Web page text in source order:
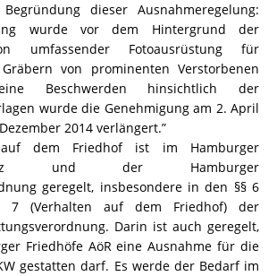
dieser Ausnahmeregelung:
wurde vor dem Hintergrund der
umfassender Fotoausrüstung für
von prominenten Verstorbenen
Beschwerden hinsichtlich der
wurde die Genehmigung am 2. April
2014 verlängert.”
dem Friedhof ist im Hamburger
und der Hamburger
geregelt, insbesondere in den §§ 6
7 (Verhalten auf dem Friedhof) der
Darin ist auch geregelt,
Friedhöfe AöR eine Ausnahme für die
gestatten darf. Es werde der Bedarf im